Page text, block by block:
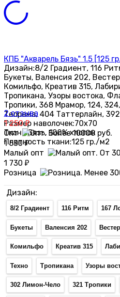
КПБ "Акварель Бязь" 1.5 [125
Дизайн:8/2 Градиент, 116
Букеты, Валенсия 202,
Комильфо, Креатив 315,
Тропикана, Узоры востока,
Тропики, 368 Мрамор, 124,
Теорема, 404 Таттерлайн,
Размер наволочек:70х70
Ткань:Бязь, 100% хлопок
Плотность ткани:125 гр./м2
2 отзыва
1 250₽
Опт
1 530₽
Малый опт
1 730 ₽
Розница
Дизайн:
8/2 Градиент 116 Ритм 167
Букеты Валенсия 202
Комильфо Креатив 315
Техно Тропикана Узоры
302 Лимон-Чело 321 Тропики